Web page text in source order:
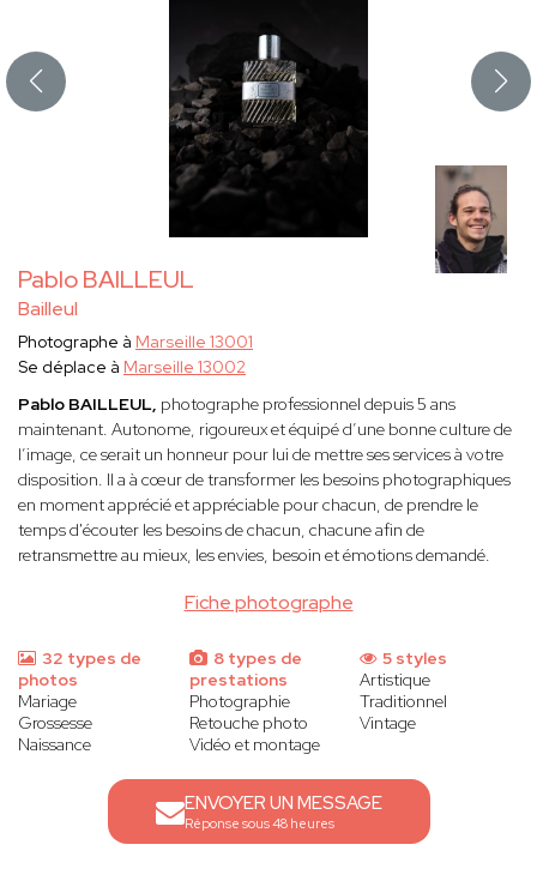
Pablo BAILLEUL
Bailleul
Fiche photographe
Photographe à Marseille 13001
Se déplace à Marseille 13002
Pablo BAILLEUL, photographe professionnel depuis 5 ans
maintenant. Autonome, rigoureux et équipé d’une bonne culture de
l’image, ce serait un honneur pour lui de mettre ses services à votre
disposition. Il a à cœur de transformer les besoins photographiques
en moment apprécié et appréciable pour chacun, de prendre le
temps d'écouter les besoins de chacun, chacune afin de
retransmettre au mieux, les envies, besoin et émotions demandé.
32 types de
photos
Mariage
Grossesse
Naissance
8 types de
prestations
Photographie
Retouche photo
Vidéo et montage
5 styles
Artistique
Traditionnel
Vintage
ENVOYER UN MESSAGE
Réponse sous 48 heures